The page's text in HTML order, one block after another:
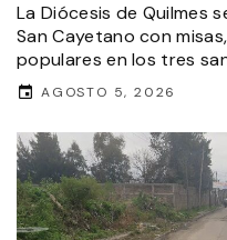
La Diócesis de Quilmes
San Cayetano con
populares en los tres
AGOSTO 5, 2026